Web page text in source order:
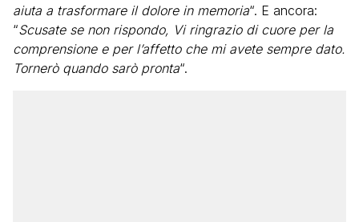
aiuta a trasformare il dolore in memoria“. E ancora:
“Scusate se non rispondo, Vi ringrazio di cuore per la
comprensione e per l’affetto che mi avete sempre dato.
Tornerò quando sarò pronta“.